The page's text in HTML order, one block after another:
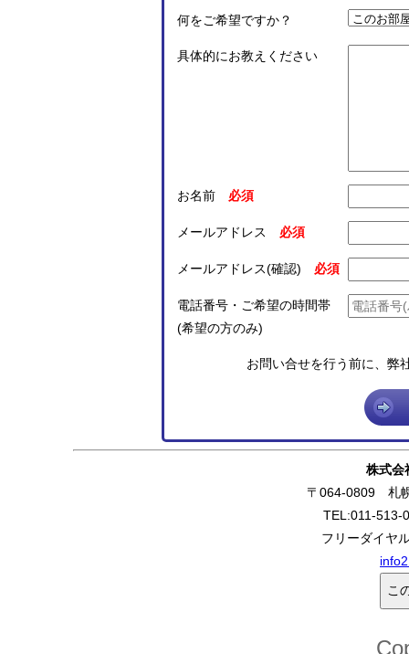
何をご希望ですか？
具体的にお教えください
お名前
メールアドレス
メールアドレス(確認)
電話番号・ご希望の時間帯
(希望の方のみ)
お問い合せを行う前に、弊
株式会
〒064-0809 札
TEL:011-
フリーダイヤ